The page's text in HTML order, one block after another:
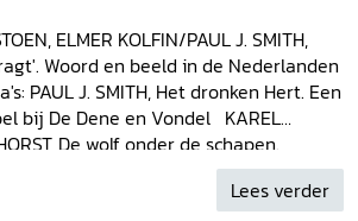
ELMER KOLFIN/PAUL J. SMITH,
Woord en beeld in de Nederlanden
PAUL J. SMITH, Het dronken Hert. Een
bij De Dene en Vondel KAREL
De wolf onder de schapen.
SPAANS, Door liefde verstandig of door
Lees verder